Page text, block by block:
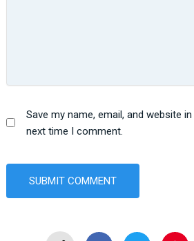
Save my name, email, and website
next time I comment.